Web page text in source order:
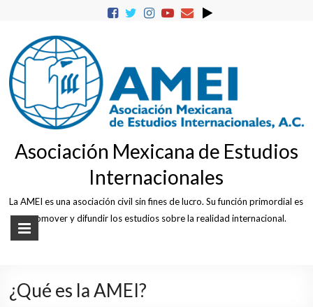
Asociación Mexicana de Estudios
Internacionales
La AMEI es una asociación civil sin fines de lucro. Su función primordial es
promover y difundir los estudios sobre la realidad internacional.
¿Qué es la AMEI?